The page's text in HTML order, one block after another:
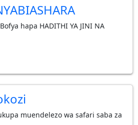
hapa HADITHI YA JINI NA
muendelezo wa safari saba za